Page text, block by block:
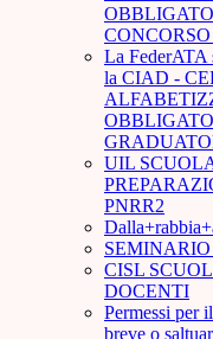
La FederATA
la CIAD -
UIL
PNRR2
CISL
DOCENTI
Permessi per
breve o